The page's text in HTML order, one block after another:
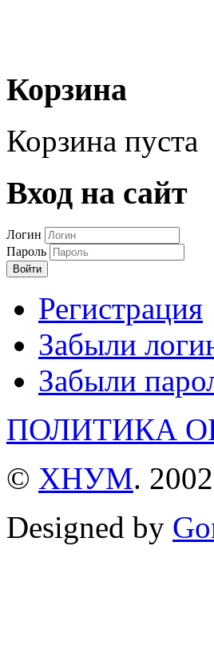
Корзина
Корзина пуста
Вход на сайт
Логин
Пароль
Войти
Регистрация
Забыли
Забыли
ПОЛИТИКА
© ХНУМ.
Designed by